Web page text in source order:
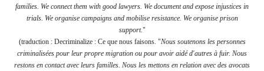
families. We connect them with good lawyers. We document and expose injustices in
trials. We organise campaigns and mobilise resistance. We organise prison
support."
(traduction : Decriminalize : Ce que nous faisons. "Nous soutenons les personnes
criminalisées pour leur propre migration ou pour avoir aidé d'autres à fuir. Nous
restons en contact avec leurs familles. Nous les mettons en relation avec des avocats